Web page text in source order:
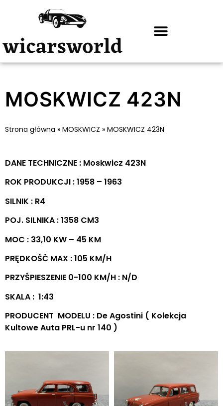
MOSKWICZ 423N
Strona główna » MOSKWICZ » MOSKWICZ 423N
DANE TECHNICZNE : Moskwicz 423N
ROK PRODUKCJI : 1958 – 1963
SILNIK : R4
POJ. SILNIKA : 1358 CM3
MOC : 33,10 KW – 45 KM
PRĘDKOŚĆ MAX : 105 KM/H
PRZYŚPIESZENIE 0-100 KM/H : N/D
SKALA : 1:43
PRODUCENT MODELU : De Agostini ( Kolekcja
Kultowe Auta PRL-u nr 140 )